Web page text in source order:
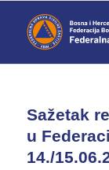
Sažetak
u
14./